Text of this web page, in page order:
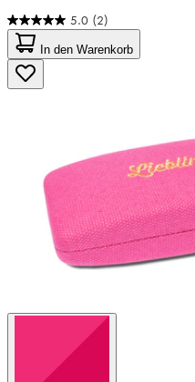
5.0 (2)
5.0
von
5
Sternen.
2
In den Warenkorb